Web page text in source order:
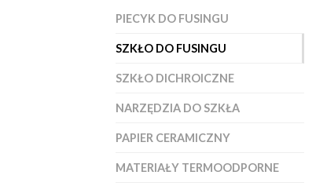
PIECYK DO FUSINGU
SZKŁO DO FUSINGU
SZKŁO DICHROICZNE
NARZĘDZIA DO SZKŁA
PAPIER CERAMICZNY
MATERIAŁY TERMOODPORNE